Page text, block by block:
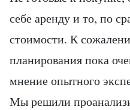
себе аренду и то, по
стоимости. К
планирования пока
мнение опытного
Мы решили